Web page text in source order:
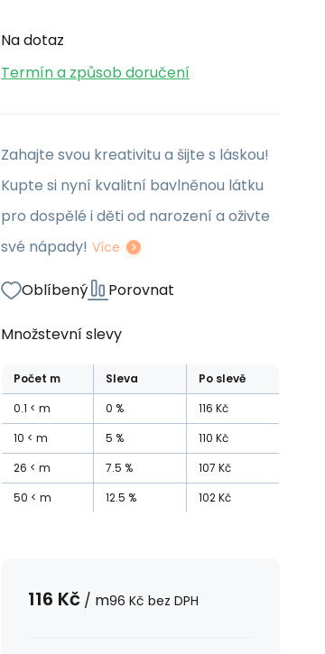
Na dotaz
Termín a způsob doručení
Zahajte svou kreativitu a šijte s láskou!
Kupte si nyní kvalitní bavlněnou látku
pro dospělé i děti od narození a oživte
své nápady! Více
Oblíbený Porovnat
Množstevní slevy
Počet m Sleva
Po slevě
0.1
m 0 % 116 Kč
10
m 5 % 110 Kč
26
m 7.5 % 107 Kč
50
m 12.5 % 102Kč
116 Kč / m96 Kč bez DPH